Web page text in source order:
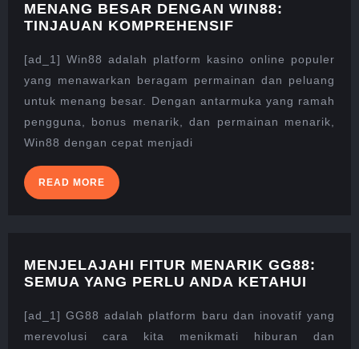
MENANG BESAR DENGAN WIN88:
TINJAUAN KOMPREHENSIF
DENGAN
WIN88:
KOMPREHENSIF
[ad_1] Win88 adalah platform kasino online populer
yang menawarkan beragam permainan dan peluang
untuk menang besar. Dengan antarmuka yang ramah
pengguna, bonus menarik, dan permainan menarik,
Win88 dengan cepat menjadi
READ MORE READ
MORE
MENJELAJAHI FITUR MENARIK GG88:
SEMUA YANG PERLU ANDA KETAHUI
GG88:
[ad_1] GG88 adalah platform baru dan inovatif yang
merevolusi cara kita menikmati hiburan dan